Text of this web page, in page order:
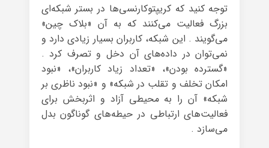
توجه کنید که کریپتوکارنسی‌ها در بستر شبکه‌ای
بزرگ فعالیت می‌کنند که به آن «بلاک چین»
می‌گویند . این شبکه، کاربران بسیار زیادی دارد و
نمی‌توان در داده‌های آن دخل و تصرف کرد .
«گسترده بودن»، «تعداد زیاد کاربران»، «نبود
امکان تخلف و تقلب در شبکه» و «نبود ناظری بر
شبکه» آن را به محیطی آزاد و اثربخش برای
فعالیت‌های ارتباطی در حیطه‌های گوناگون بدل
می‌سازد .